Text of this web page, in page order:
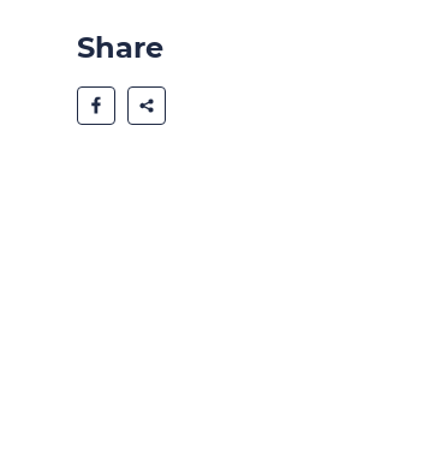
Share